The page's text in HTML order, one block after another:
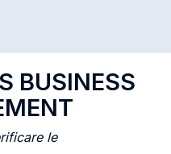
BUSINESS
le